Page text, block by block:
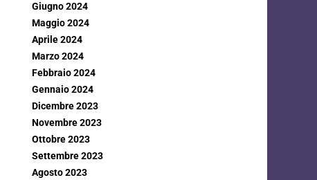
Giugno 2024
Maggio 2024
Aprile 2024
Marzo 2024
Febbraio 2024
Gennaio 2024
Dicembre 2023
Novembre 2023
Ottobre 2023
Settembre 2023
Agosto 2023